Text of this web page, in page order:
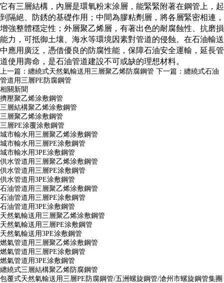
它有三層結構，內層是環氧粉末涂層，能緊緊附著在鋼管上，起
到隔絕、防銹的基礎作用；中間為膠粘劑層，將各層緊密相連，
增強整體穩定性；外層聚乙烯層，有著出色的耐腐蝕性、抗磨損
能力，可抵御土壤、海水等環境因素對管道的侵蝕。在石油輸送
中應用廣泛，憑借優良的防腐性能，保障石油安全運輸，延長管
道使用壽命，是石油管道建設不可或缺的理想材料。
上一篇： 纏繞式天然氣輸送用三層聚乙烯防腐鋼管 下一篇： 纏繞式石油
管道用三層PE防腐鋼管
相關新聞
擠壓聚乙烯涂敷鋼管
三層結構聚乙烯涂敷鋼管
三層聚乙烯涂敷鋼管
三層PE涂覆涂敷鋼管
城市輸水用三層聚乙烯涂敷鋼管
城市輸水用三層PE涂敷鋼管
城市輸水用3PE涂敷鋼管
供水管道用三層聚乙烯涂敷鋼管
供水管道用三層PE涂敷鋼管
供水管道用3PE涂敷鋼管
石油管道用三層聚乙烯涂敷鋼管
石油管道用三層PE涂敷鋼管
石油管道用3PE涂敷鋼管
天然氣輸送用三層聚乙烯涂敷鋼管
天然氣輸送用三層PE涂敷鋼管
天然氣輸送用3PE涂敷鋼管
燃氣管道用三層聚乙烯涂敷鋼管
燃氣管道用三層PE涂敷鋼管
燃氣管道用3PE涂敷鋼管
纏繞式三層結構聚乙烯防腐鋼管
包覆式天然氣輸送用三層PE防腐鋼管/五洲螺旋鋼管/滄州市螺旋鋼管集團